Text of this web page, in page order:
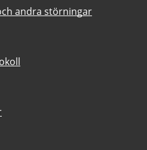
andra störningar